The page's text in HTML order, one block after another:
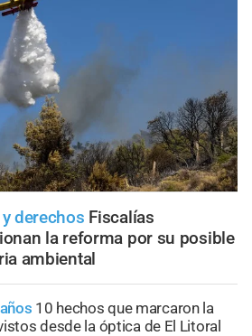
derechos Fiscalías
la reforma por su posible
ambiental
10 hechos que marcaron la
desde la óptica de El Litoral